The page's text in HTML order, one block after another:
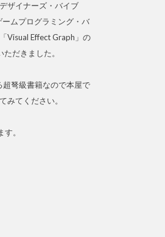
ザイナーズ・バイブ
ムプログラミング・バ
Visual Effect Graph」の
だきました。
弩級書籍なので本屋で
みてください。
。